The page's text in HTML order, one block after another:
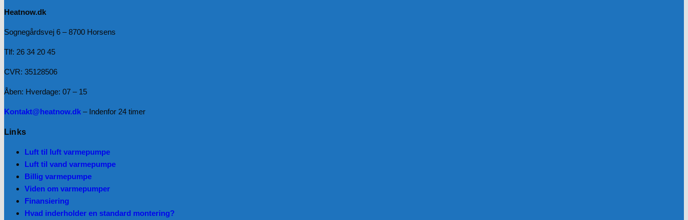
Heatnow.dk
Sognegårdsvej 6 – 8700 Horsens
Tlf: 26 34 20 45
CVR: 35128506
Åben: Hverdage: 07 – 15
Kontakt@heatnow.dk – Indenfor 24 timer
Links
Luft til luft varmepumpe
Luft til vand varmepumpe
Billig varmepumpe
Viden om varmepumper
Finansiering
Hvad inderholder en standard montering?